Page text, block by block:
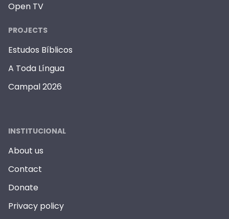
Open TV
PROJECTS
Estudos Bíblicos
A Toda Língua
Campal 2026
INSTITUCIONAL
About us
Contact
Donate
Privacy policy